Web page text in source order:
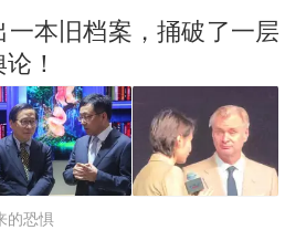
一本旧档案，捅破了一层
！
的恐惧